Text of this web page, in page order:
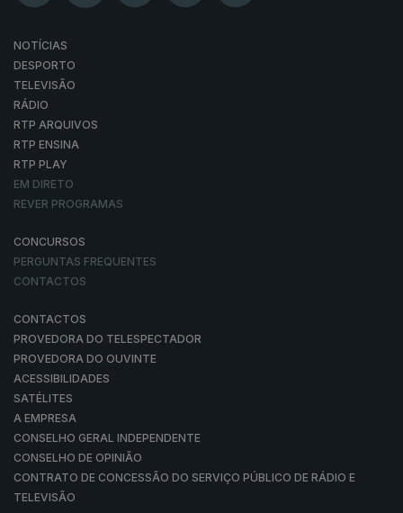
NOTÍCIAS
DESPORTO
TELEVISÃO
RÁDIO
RTP ARQUIVOS
RTP ENSINA
RTP PLAY
EM DIRETO
REVER PROGRAMAS
CONCURSOS
PERGUNTAS FREQUENTES
CONTACTOS
CONTACTOS
PROVEDORA DO TELESPECTADOR
PROVEDORA DO OUVINTE
ACESSIBILIDADES
SATÉLITES
A EMPRESA
CONSELHO GERAL INDEPENDENTE
CONSELHO DE OPINIÃO
CONTRATO DE CONCESSÃO DO SERVIÇO PÚBLICO DE RÁDIO E
TELEVISÃO